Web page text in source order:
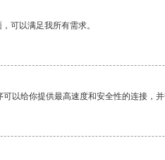
可以满足我所有需求。
以给你提供最高速度和安全性的连接，并